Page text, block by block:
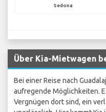
Sedona
Über Kia-Mietwagen
Bei einer Reise nach
aufregende Möglichkeiten.
Vergnügen dort sind, ein